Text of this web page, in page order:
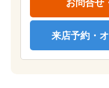
お問合せ
来店予約・